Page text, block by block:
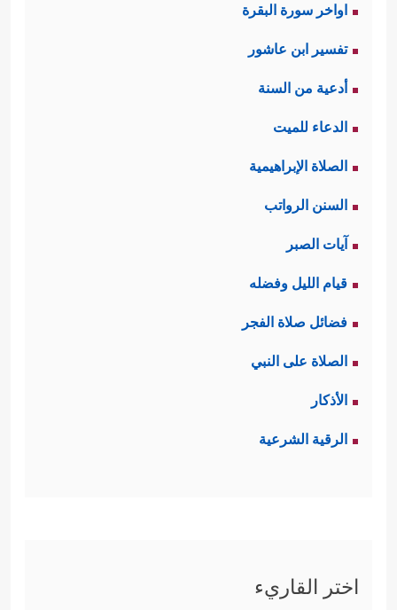
اواخر سورة البقرة
تفسير ابن عاشور
أدعية من السنة
الدعاء للميت
الصلاة الإبراهيمية
السنن الرواتب
آيات الصبر
قيام الليل وفضله
فضائل صلاة الفجر
الصلاة على النبي
الأذكار
الرقية الشرعية
اختر القاريء